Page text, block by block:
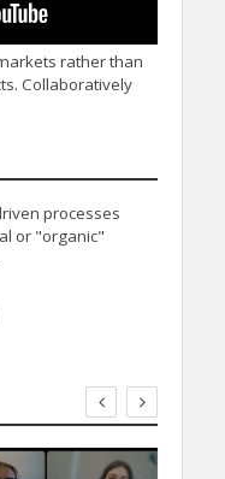
rather than
Collaboratively
processes
or "organic"